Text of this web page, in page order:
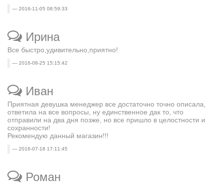
2016-11-05 08:59:33
Ирина
Все быстро,удивительно,приятно!
2016-08-25 15:15:42
Иван
Приятная девушка менеджер все достаточно точно описала,
ответила на все вопросы, ну единственное дак то, что
отправили на два дня позже, но все пришло в целостности и
сохранности!
Рекомендую данный магазин!!!
2016-07-18 17:11:45
Роман